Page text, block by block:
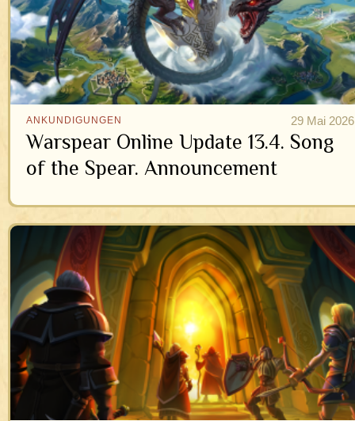
ANKUNDIGUNGEN
Warspear Online Update 13.4. Song
of the Spear. Announcement
29 Mai 2026